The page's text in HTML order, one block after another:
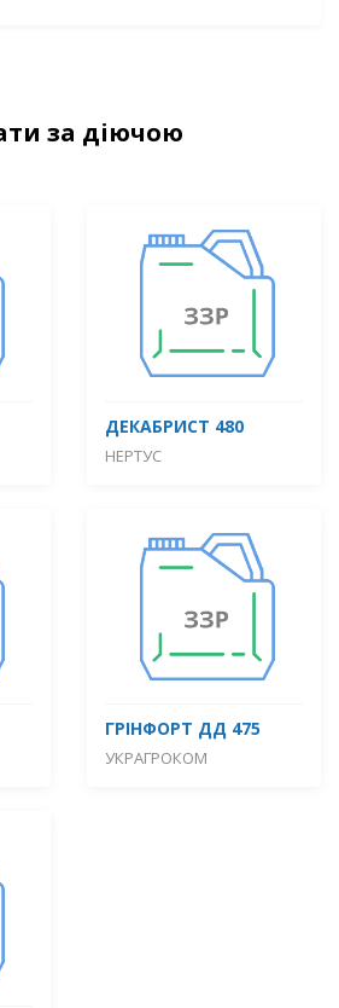
за діючою
ДЕКАБРИСТ 480
НЕРТУС
ГРІНФОРТ ДД 475
УКРАГРОКОМ